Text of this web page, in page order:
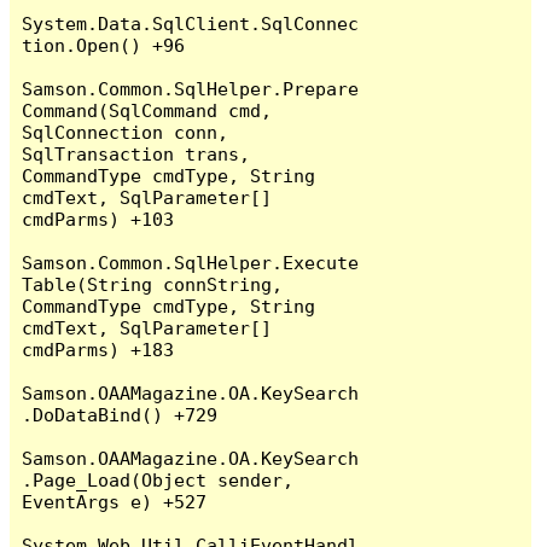
System.Data.SqlClient.SqlConnec
tion.Open() +96
Samson.Common.SqlHelper.Prepare
Command(SqlCommand cmd,
SqlConnection conn,
SqlTransaction trans,
CommandType cmdType, String
cmdText, SqlParameter[]
cmdParms) +103
Samson.Common.SqlHelper.Execute
Table(String connString,
CommandType cmdType, String
cmdText, SqlParameter[]
cmdParms) +183
Samson.OAAMagazine.OA.KeySearch
.DoDataBind() +729
Samson.OAAMagazine.OA.KeySearch
.Page_Load(Object sender,
EventArgs e) +527